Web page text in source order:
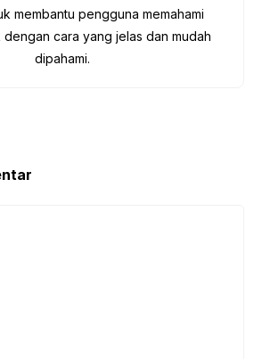
membantu pengguna memahami
cara yang jelas dan mudah
dipahami.